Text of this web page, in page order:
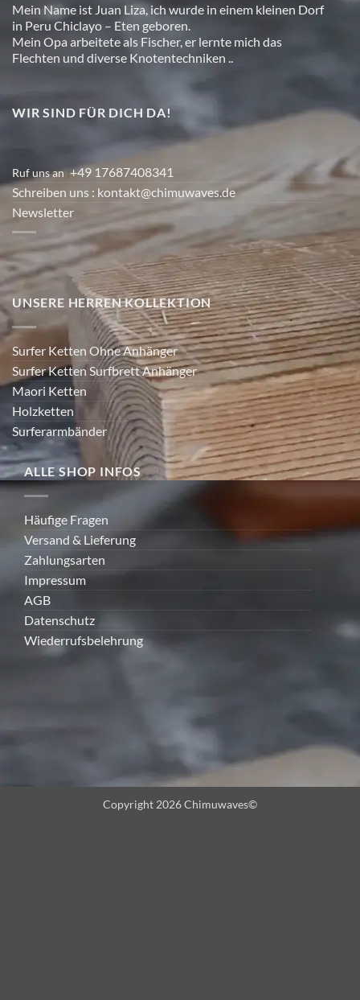
Mein Name ist Juan Liza, ich wurde in einem kleinen Dorf
in Peru Chiclayo – Eten geboren.
Mein Opa arbeitete als Fischer, er lernte mich das
Flechten und diverse Knotentechniken ..
WIR SIND FÜR DICH DA!
Ruf uns an:+49 17687408341
Schreiben uns : kontakt@chimuwaves.de
Newsletter
UNSERE HERREN KOLLEKTION
Surfer Ketten Ohne Anhänger
Surfer Ketten Surfbrett Anhänger
Maori Ketten
Holzketten
Surferarmbänder
ALLE SHOP INFOS
Häufige Fragen
Versand & Lieferung
Zahlungsarten
Impressum
AGB
Datenschutz
Wiederrufsbelehrung
Copyright 2026 Chimuwaves©